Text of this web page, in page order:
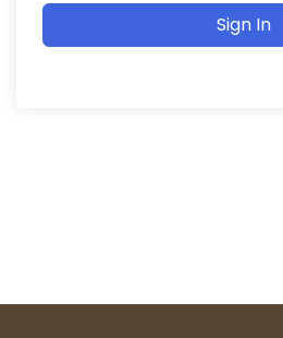
Sign In